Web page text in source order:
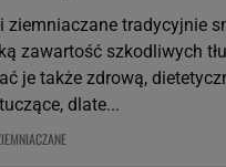
ziemniaczane tradycyjnie
zawartość szkodliwych
je także zdrową,
dlate...